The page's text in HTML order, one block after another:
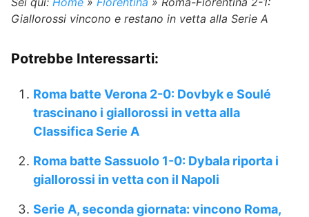
Giallorossi vincono e restano in vetta alla Serie A
Potrebbe Interessarti:
Roma batte Verona 2-0: Dovbyk e Soulé
trascinano i giallorossi in vetta alla
Classifica Serie A
Roma batte Sassuolo 1-0: Dybala riporta i
giallorossi in vetta con il Napoli
Serie A, seconda giornata: vincono Roma,